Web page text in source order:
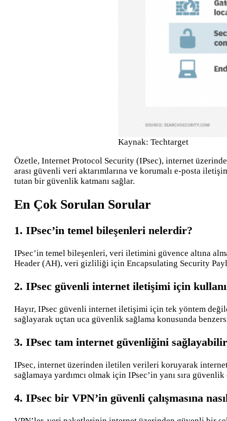
Kaynak: Techtarget
Özetle, Internet Protocol Security (IPsec), internet
arası güvenli veri aktarımlarına ve korumalı e-posta
tutan bir güvenlik katmanı sağlar.
En Çok Sorulan Sorular
1. IPsec’in temel bileşenleri nelerdir?
IPsec’in temel bileşenleri, veri iletimini güvence altına
Header (AH), veri gizliliği için Encapsulating Security
2. IPsec güvenli internet iletişimi için
Hayır, IPsec güvenli internet iletişimi için tek yöntem
sağlayarak uçtan uca güvenlik sağlama konusunda
3. IPsec tam internet güvenliğini
IPsec, internet üzerinden iletilen verileri koruyarak
sağlamaya yardımcı olmak için IPsec’in yanı sıra
4. IPsec bir VPN’in güvenli çalışmasına